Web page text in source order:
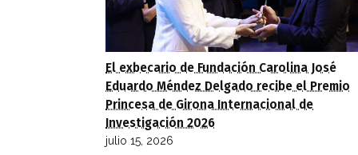
El exbecario de Fundación Carolina José
Eduardo Méndez Delgado recibe el Premio
Princesa de Girona Internacional de
Investigación 2026
julio 15, 2026